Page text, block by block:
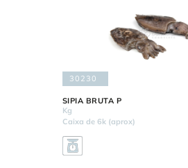
30230
SIPIA BRUTA P
Kg
Caixa de 6k (aprox)